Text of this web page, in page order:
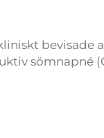
bevisade
sömnapné
till patienten